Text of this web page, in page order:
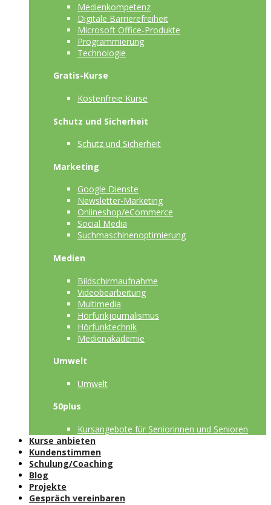
Medienkompetenz
Digitale Barrierefreiheit
Microsoft Office-Produkte
Programmierung
Technologie
Gratis-Kurse
Kostenfreie Kurse
Schutz und Sicherheit
Schutz und Sicherheit
Marketing
Google Dienste
Newsletter-Marketing
Onlineshop/eCommerce
Social Media
Suchmaschinenoptimierung
Medien
Bildschirmaufnahme
Videobearbeitung
Multimedia
Hörfunkjournalismus
Hörfunktechnik
Medienakademie
Umwelt
Umwelt
50plus
Kursangebote für Seniorinnen und Senioren
Kurse anbieten
Kundenstimmen
Schulung/Coaching
Blog
Projekte
Gespräch vereinbaren